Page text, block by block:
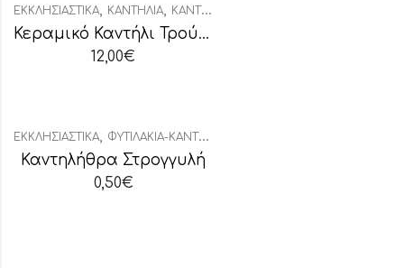
ΕΚΚΛΗΣΙΑΣΤΙΚΆ, ΚΑΝΤΉΛΙΑ, ΚΑΝΤΉΛΙΑ ΚΕΡΑΜΙΚΆ
Κεραμικό Καντήλι Τρούλος Υαλομένο Δίχρωμο
12,00€
ΕΚΚΛΗΣΙΑΣΤΙΚΆ, ΦΥΤΙΛΆΚΙΑ-ΚΑΝΤΗΛΉΘΡΕΣ
Καντηλήθρα Στρογγυλή
0,50€